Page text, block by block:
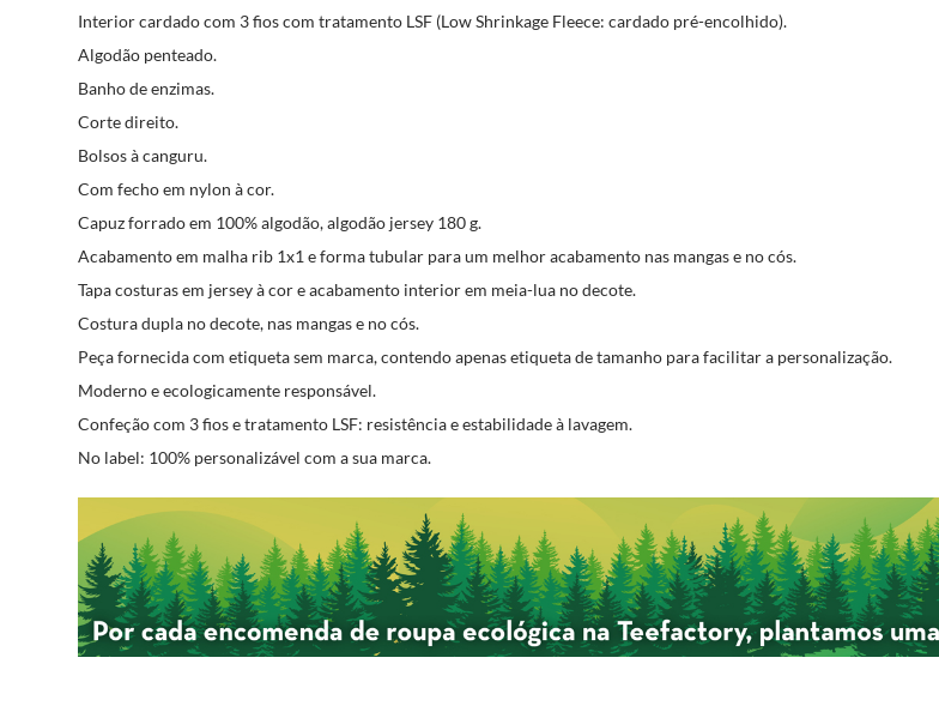
Interior cardado com 3 fios com tratamento LSF (Low Shrinkage Fleece: cardado pré-encolhido).
Algodão penteado.
Banho de enzimas.
Corte direito.
Bolsos à canguru.
Com fecho em nylon à cor.
Capuz forrado em 100% algodão, algodão jersey 180 g.
Acabamento em malha rib 1x1 e forma tubular para um melhor acabamento nas mangas e no cós.
Tapa costuras em jersey à cor e acabamento interior em meia-lua no decote.
Costura dupla no decote, nas mangas e no cós.
Peça fornecida com etiqueta sem marca, contendo apenas etiqueta de tamanho para facilitar a personalização.
Moderno e ecologicamente responsável.
Confeção com 3 fios e tratamento LSF: resistência e estabilidade à lavagem.
No label: 100% personalizável com a sua marca.